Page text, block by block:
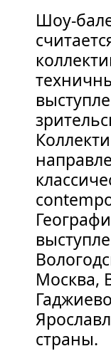
Шоу-
Москва,
страны.